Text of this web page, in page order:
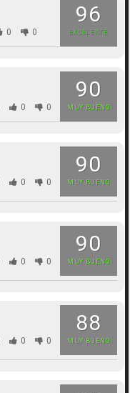
96
EXCELENTE
0 0
90
MUY BUENO
0 0
90
MUY BUENO
0 0
90
MUY BUENO
0 0
88
MUY BUENO
0 0